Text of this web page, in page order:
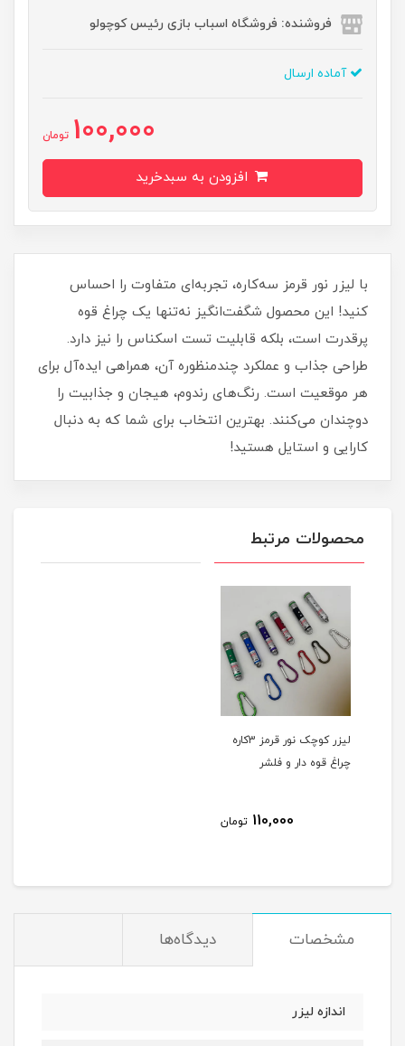
فروشنده: فروشگاه اسباب بازی رئیس کوچولو
آماده ارسال
100,000 تومان
با لیزر نور قرمز سه‌کاره، تجربه‌ای متفاوت را احساس
کنید! این محصول شگفت‌انگیز نه‌تنها یک چراغ قوه
پرقدرت است، بلکه قابلیت تست اسکناس را نیز دارد.
طراحی جذاب و عملکرد چندمنظوره آن، همراهی ایده‌آل برای
هر موقعیت است. رنگ‌های رندوم، هیجان و جذابیت را
دوچندان می‌کنند. بهترین انتخاب برای شما که به دنبال
کارایی و استایل هستید!
محصولات مرتبط
لیزر کوچک نور قرمز 3کاره
چراغ قوه دار و فلشر
110,000 تومان
مشخصات دیدگاه‌ها
اندازه لیزر